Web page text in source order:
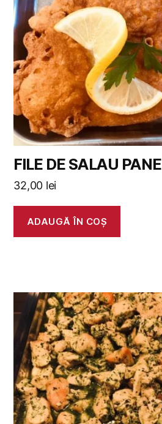
FILE DE SALAU PANE
32,00 lei
ADAUGĂ ÎN COȘ